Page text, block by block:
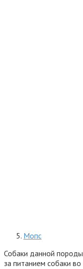
Мопс
Собаки данной породы
за питанием собаки